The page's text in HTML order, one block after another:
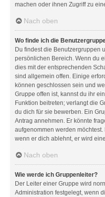
machen oder ihnen Zugriff zu
Nach oben
Wo finde ich die
Du findest die Benutzergruppen
persönlichen Bereich. Wenn du
dies mit der entsprechenden
sind allgemein offen. Einige
können geschlossen sein und
Gruppe offen ist, kannst du ihr
Funktion beitreten; verlangt die
du dich für sie bewerben. Ein
Antrag annehmen. Er könnte
aufgenommen werden
wenn er dich ablehnt, er wird
Nach oben
Wie werde ich Gruppenleiter?
Der Leiter einer Gruppe wird
Administration festgelegt, wenn